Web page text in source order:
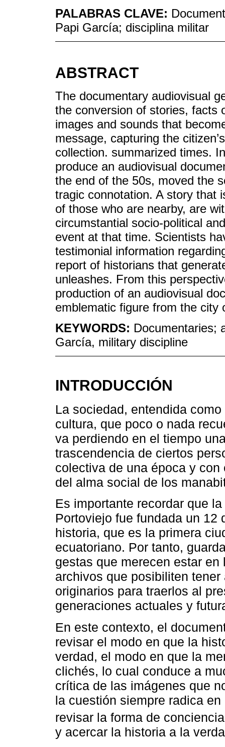
PALABRAS CLAVE:
Papi García; disciplina militar
ABSTRACT
The documentary audiovisual
the conversion of stories, facts
images and sounds that
message, capturing the
collection. summarized times.
produce an audiovisual
the end of the 50s, moved the
tragic connotation. A story that
of those who are nearby, are
circumstantial socio-political
event at that time. Scientists
testimonial information
report of historians that
unleashes. From this
production of an audiovisual
emblematic figure from the city
KEYWORDS: Documentaries;
García, military discipline
INTRODUCCIÓN
La sociedad, entendida
cultura, que poco o nada
va perdiendo en el tiempo
trascendencia de ciertos
colectiva de una época y
del alma social de los
Es importante recordar que
Portoviejo fue fundada un 12
historia, que es la primera
ecuatoriano. Por tanto,
gestas que merecen estar
archivos que posibiliten
originarios para traerlos al
generaciones actuales y
En este contexto, el
revisar el modo en que la
verdad, el modo en que la
clichés, lo cual conduce a
crítica de las imágenes que
la cuestión siempre radica
revisar la forma de
y acercar la historia a la